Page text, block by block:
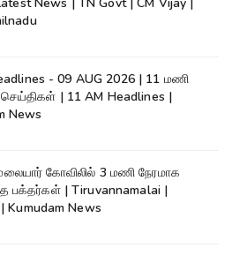
- 09 AUG 2026 | 11 மணி
| 11 AM Headlines |
News
கோவிலில் 3 மணி நேரமாக
பக்தர்கள் | Tiruvannamalai |
Kumudam News